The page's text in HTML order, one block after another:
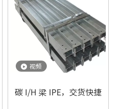
视频
碳 I/H 梁 IPE，交货快捷